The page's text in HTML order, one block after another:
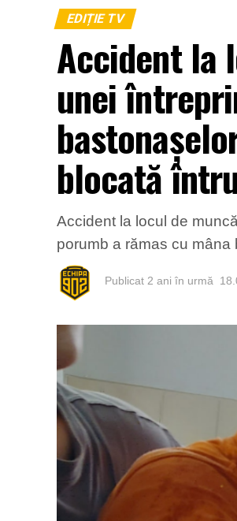
EDIȚIE TV
Accident la
unei
blocată
Accident la locul de
porumb a rămas cu mâna
Publicat 2 ani în urmă